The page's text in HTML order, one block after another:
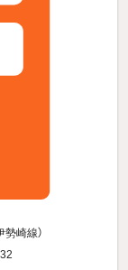
勢崎線）